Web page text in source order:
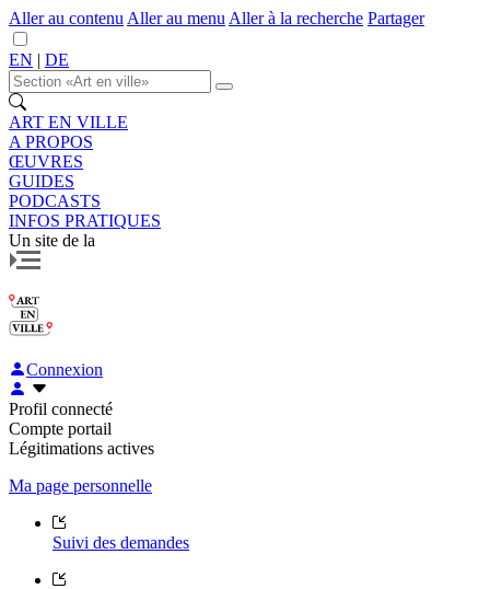
Aller au contenu Aller au menu Aller à la recherche Partager
EN | DE
ART EN VILLE
A PROPOS
ŒUVRES
GUIDES
PODCASTS
INFOS PRATIQUES
Un site de la
Connexion
Profil connecté
Compte portail
Légitimations actives
Ma page personnelle
Suivi des demandes